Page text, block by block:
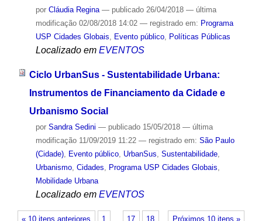
por Cláudia Regina — publicado26/04/2018 — última
modificação02/08/2018 14:02 — registrado em: Programa
USP Cidades Globais
Evento público, Políticas Públicas
Localizado em EVENTOS
Ciclo UrbanSus - Sustentabilidade Urbana:
Instrumentos de Financiamento da Cidade e
Urbanismo Social
por Sandra Sedini — publicado15/05/2018 — última
modificação11/09/2019 11:22 — registrado em: São Paulo
(Cidade), Evento público, UrbanSus, Sustentabilidade,
Urbanismo, Cidades, Programa USP Cidades Globais,
Mobilidade Urbana
Localizado em EVENTOS